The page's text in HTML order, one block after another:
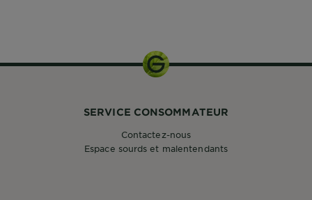
SERVICE CONSOMMATEUR
Contactez-nous
Espace sourds et malentendants